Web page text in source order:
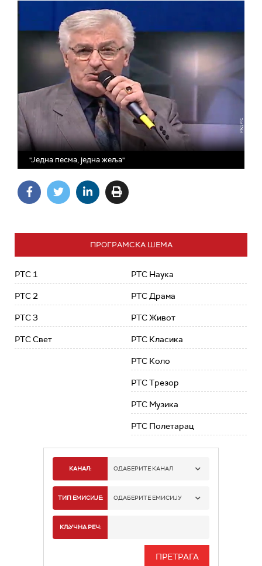
"Једна песма, једна жеља"
ПРОГРАМСКА ШЕМА
РТС 1
РТС 2
РТС 3
РТС Свет
РТС Наука
РТС Драма
РТС Живот
РТС Класика
РТС Коло
РТС Трезор
РТС Музика
РТС Полетарац
КАНАЛ: ОДАБЕРИТЕ КАНАЛ
РТС 1
РТС 3
ТИП ЕМИСИЈЕ: ОДАБЕРИТЕ ЕМИСИЈУ
КЉУЧНА РЕЧ: